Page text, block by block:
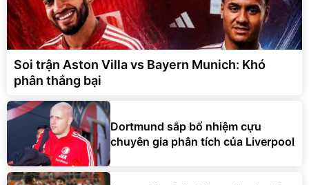
Soi trận Aston Villa vs Bayern Munich: Khó
phân thắng bại
Dortmund sắp bổ nhiệm cựu
chuyên gia phân tích của Liverpool